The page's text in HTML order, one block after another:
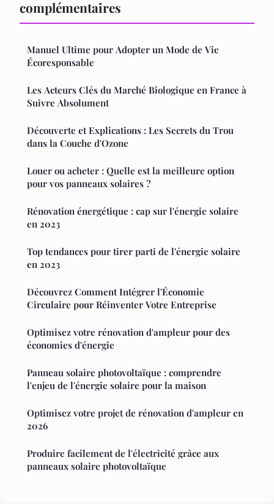
complémentaires
Manuel Ultime pour Adopter un Mode de Vie
Écoresponsable
Les Acteurs Clés du Marché Biologique en France à
Suivre Absolument
Découverte et Explications : Les Secrets du Trou
dans la Couche d'Ozone
Louer ou acheter : Quelle est la meilleure option
pour vos panneaux solaires ?
Rénovation énergétique : cap sur l'énergie solaire
en 2023
Top tendances pour tirer parti de l'énergie solaire
en 2023
Découvrez Comment Intégrer l'Économie
Circulaire pour Réinventer Votre Entreprise
Optimisez votre rénovation d'ampleur pour des
économies d'énergie
Panneau solaire photovoltaïque : comprendre
l'enjeu de l'énergie solaire pour la maison
Optimisez votre projet de rénovation d'ampleur en
2026
Produire facilement de l'électricité grâce aux
panneaux solaire photovoltaïque